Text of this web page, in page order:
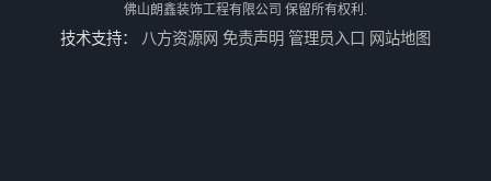
佛山朗鑫装饰工程有限公司 保留所有权利.
技术支持： 八方资源网 免责声明 管理员入口 网站地图